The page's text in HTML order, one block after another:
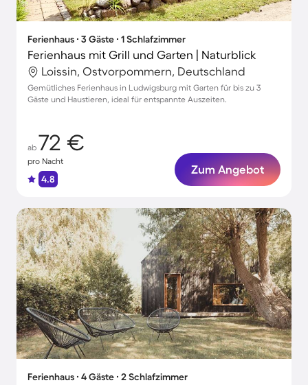
Ferienhaus ∙ 3 Gäste ∙ 1 Schlafzimmer
Ferienhaus mit Grill und Garten | Naturblick
Loissin, Ostvorpommern, Deutschland
Gemütliches Ferienhaus in Ludwigsburg mit Garten für bis zu 3
Gäste und Haustieren, ideal für entspannte Auszeiten.
ab 72 €
pro Nacht
4.8
Zum Angebot
Ferienhaus ∙ 4 Gäste ∙ 2 Schlafzimmer